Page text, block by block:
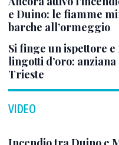
e Duino: le fiamme
barche all’ormeggio
Si finge un ispettore
lingotti d’oro:
Trieste
VIDEO